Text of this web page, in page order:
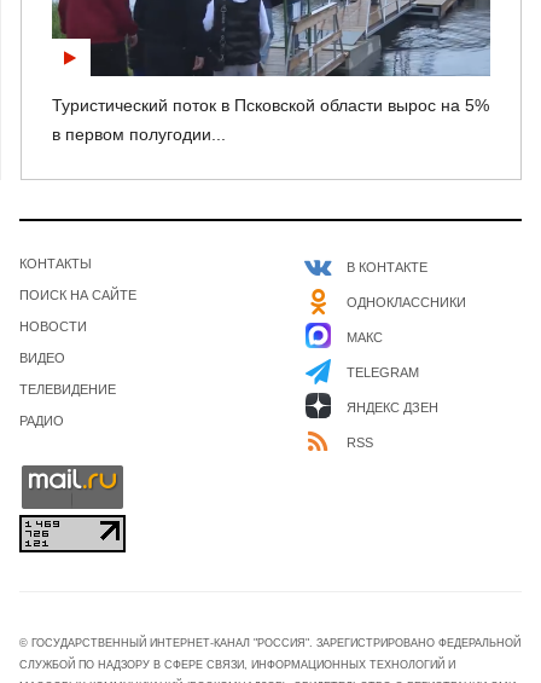
Туристический поток в Псковской области вырос на 5%
в первом полугодии...
КОНТАКТЫ
ПОИСК НА САЙТЕ
НОВОСТИ
ВИДЕО
ТЕЛЕВИДЕНИЕ
РАДИО
В КОНТАКТЕ
ОДНОКЛАССНИКИ
МАКС
TELEGRAM
ЯНДЕКС ДЗЕН
RSS
© ГОСУДАРСТВЕННЫЙ ИНТЕРНЕТ-КАНАЛ "РОССИЯ". ЗАРЕГИСТРИРОВАНО ФЕДЕРАЛЬНОЙ
СЛУЖБОЙ ПО НАДЗОРУ В СФЕРЕ СВЯЗИ, ИНФОРМАЦИОННЫХ ТЕХНОЛОГИЙ И